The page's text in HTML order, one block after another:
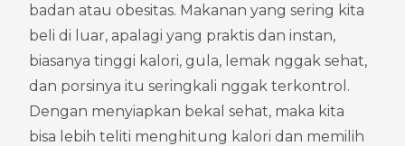
badan atau obesitas. Makanan yang sering kita
beli di luar, apalagi yang praktis dan instan,
biasanya tinggi kalori, gula, lemak nggak sehat,
dan porsinya itu seringkali nggak terkontrol.
Dengan menyiapkan bekal sehat, maka kita
bisa lebih teliti menghitung kalori dan memilih